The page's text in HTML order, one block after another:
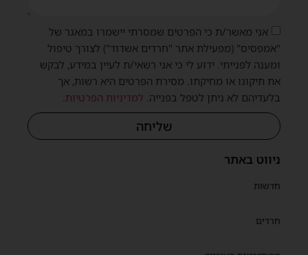
ניווט באתר
חדשות
חרדים
אני מאשר/ת כי הפרטים שמסרתי יישמרו במאגר של
"אמפסיס" (מפעילת אתר "חרדים אשדוד") לצורך טיפול
ומענה לפנייתי. ידוע לי כי אני רשאי/ת לעיין במידע, לבקש
את תיקונו או מחיקתו. מסירת הפרטים היא רשות, אך
בלעדיהם לא ניתן לטפל בפנייה. למדיניות הפרטיות.
שליחה